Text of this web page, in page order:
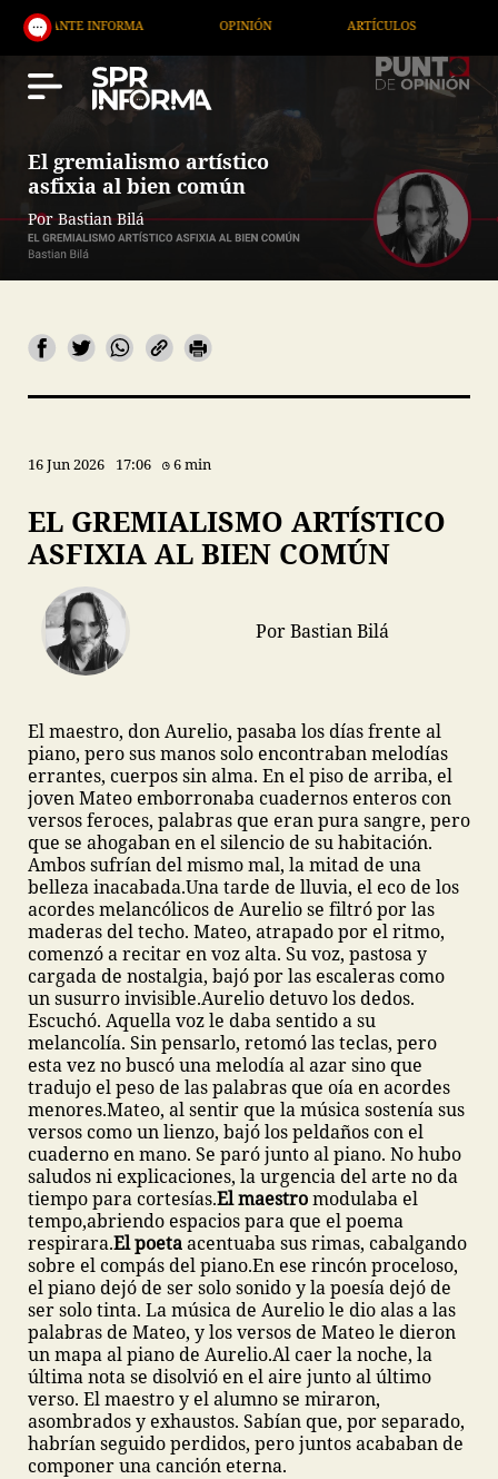
OPINIÓN ARTÍCULOS ARTE /
El gremialismo artístico
asfixia al bien común
Por Bastian Bilá
16 Jun 2026 17:06 6 min
EL GREMIALISMO ARTÍSTICO
ASFIXIA AL BIEN COMÚN
Por Bastian Bilá
El maestro, don Aurelio, pasaba los días frente al
piano, pero sus manos solo encontraban melodías
errantes, cuerpos sin alma. En el piso de arriba, el
joven Mateo emborronaba cuadernos enteros con
versos feroces, palabras que eran pura sangre, pero
que se ahogaban en el silencio de su habitación.
Ambos sufrían del mismo mal, la mitad de una
belleza inacabada.Una tarde de lluvia, el eco de los
acordes melancólicos de Aurelio se filtró por las
maderas del techo. Mateo, atrapado por el ritmo,
comenzó a recitar en voz alta. Su voz, pastosa y
cargada de nostalgia, bajó por las escaleras como
un susurro invisible.Aurelio detuvo los dedos.
Escuchó. Aquella voz le daba sentido a su
melancolía. Sin pensarlo, retomó las teclas, pero
esta vez no buscó una melodía al azar sino que
tradujo el peso de las palabras que oía en acordes
menores.Mateo, al sentir que la música sostenía sus
versos como un lienzo, bajó los peldaños con el
cuaderno en mano. Se paró junto al piano. No hubo
saludos ni explicaciones, la urgencia del arte no da
tiempo para cortesías.El maestromodulaba el
tempo,abriendo espacios para que el poema
respirara.El poetaacentuaba sus rimas, cabalgando
sobre el compás del piano.En ese rincón proceloso,
el piano dejó de ser solo sonido y la poesía dejó de
ser solo tinta. La música de Aurelio le dio alas a las
palabras de Mateo, y los versos de Mateo le dieron
un mapa al piano de Aurelio.Al caer la noche, la
última nota se disolvió en el aire junto al último
verso. El maestro y el alumno se miraron,
asombrados y exhaustos. Sabían que, por separado,
habrían seguido perdidos, pero juntos acababan de
componer una canción eterna.